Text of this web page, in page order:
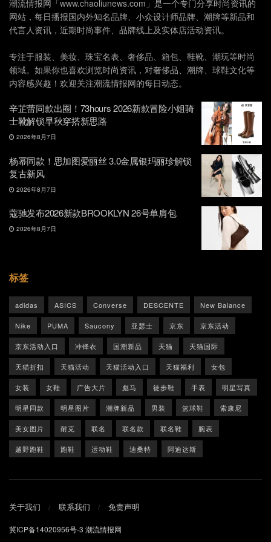
潮流情报网「www.chaoliunews.com」是一个专门分享时尚资讯的
网站，每日播报国内外知名品牌、小众设计师品牌、潮牌等新品和
代言人资讯，近期时尚事件、品牌线上及实体店活动资讯。
专注于服装、美妆、珠宝名表、奢侈品、箱包、鞋靴、潮玩等时尚
领域。如果你也喜欢浏览时尚资讯，对奢侈品、潮牌、球鞋文化等
内容感兴趣！欢迎关注潮流情报网的每日动态。
辛芷蕾同款出圈！73hours 2026新款冒险小姐骑
士靴解锁早秋穿搭新思路
2026年8月7日
杨幂同款！思加图爱丽丝 3.0金属银玛丽珍解锁
复古新风
2026年8月7日
蔻驰发布2026新款BROOKLYN 26号单肩包
2026年8月7日
标签
adidas ASICS Converse DESCENTE New Balance
Nike PUMA Saucony 亚瑟士 京东 京东活动
京东活动入口 冲锋衣 国潮新品 天猫 天猫国际
天猫折扣 天猫活动 天猫活动入口 天猫福利 女包
女装 女鞋 广告大片 彪马 徒步鞋 手表 明星写真
明星同款 明星图片 潮牌新品 男装 篮球鞋 索康尼
美女图片 耐克 联名 联名款 联名鞋 腕表
越野跑鞋 跑鞋 运动鞋 迪桑特 阿迪达斯
关于我们 联系我们 免责声明
冀ICP备14020956号-3 潮流情报网